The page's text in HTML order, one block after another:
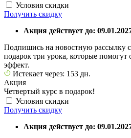
Условия скидки
Получить скидку
Акция действует до:
Подпишись на новостную рассылку
подарок три урока, которые
эффект.
Истекает через: 153 дн.
Акция
Четвертый курс в подарок!
Условия скидки
Получить скидку
Акция действует до: